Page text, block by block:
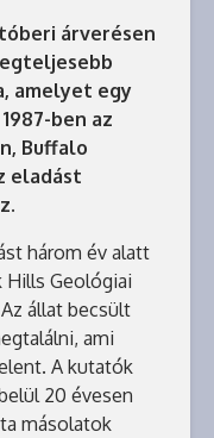
árverésen
amelyet egy
ben az
Buffalo
eladást
három év alatt
Hills Geológiai
állat becsült
ami
A kutatók
20 évesen
másolatok